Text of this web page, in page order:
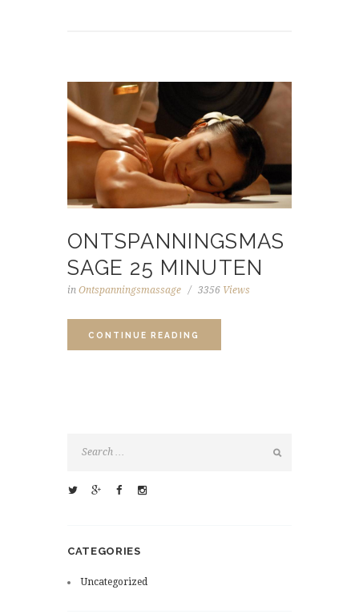
ONTSPANNINGSMAS
SAGE 25 MINUTEN
in Ontspanningsmassage 3356 Views
CONTINUE READING
CATEGORIES
Uncategorized